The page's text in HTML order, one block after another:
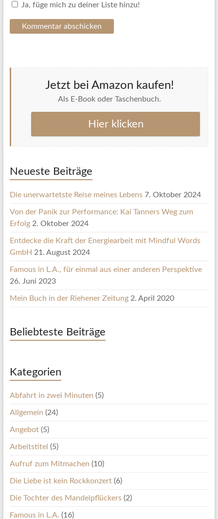
Ja, füge mich zu deiner Liste hinzu!
Jetzt bei Amazon kaufen!
Als E-Book oder Taschenbuch.
Hier klicken
Neueste Beiträge
Die unerwartetste Reise meines Lebens 7. Oktober 2024
Von der Panik zur Performance: Kai Tanners Weg zum
Erfolg 2. Oktober 2024
Entdecke die Kraft der Energiearbeit mit Mindful Words
GmbH 21. August 2024
Famous in L.A., für einmal aus einer anderen Perspektive
26. Juni 2023
Mein Buch in der Riehener Zeitung 2. April 2020
Beliebteste Beiträge
Kategorien
Abfahrt in zwei Minuten (5)
Allgemein (24)
Angebot(5)
Arbeitstitel (5)
Aufruf zum Mitmachen (10)
Die Liebe ist kein Rockkonzert(6)
Die Tochter des Mandelpflückers(2)
Famous in L.A. (16)